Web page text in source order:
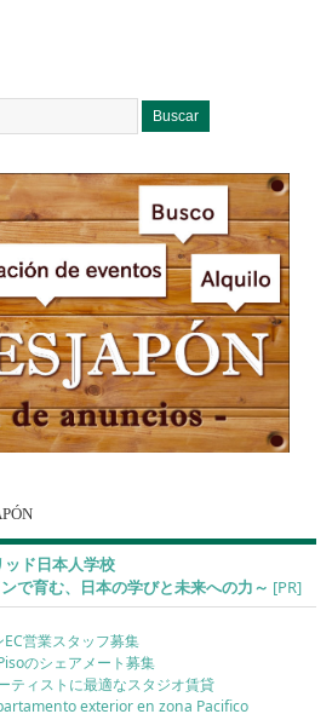
ド日本人学校
で育む、日本の学びと未来への力～ [PR]
営業スタッフ募集
のシェアメート募集
ティストに最適なスタジオ賃貸
exterior en zona Pacifico